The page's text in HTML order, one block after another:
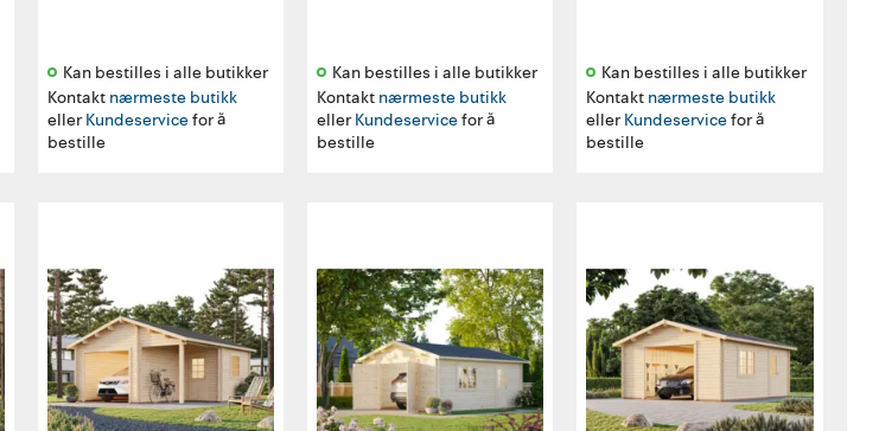
Kan bestilles i alle butikker
Kontakt nærmeste butikk
ellerKundeservicefor å
bestille
Kan bestilles i alle butikker
Kontakt nærmeste butikk
ellerKundeservicefor å
bestille
Kan bestilles i alle butikker
Kontakt nærmeste butikk
ellerKundeservicefor å
bestille